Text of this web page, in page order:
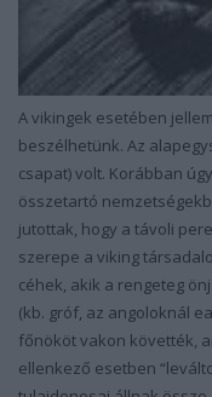
A vikingek esetében
beszélhetünk. Az
csapat) volt. Korábban
összetartó
jutottak, hogy a távoli
szerepe a viking
céhek, akik a rengeteg
(kb. gróf, az angoloknál
főnököt vakon követték,
ellenkező esetben